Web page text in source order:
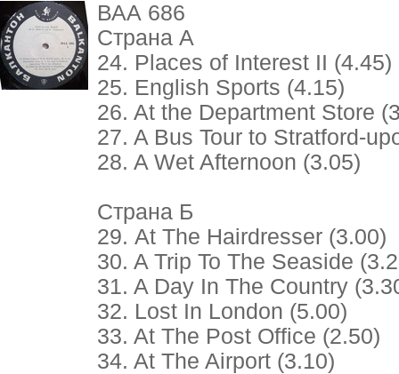
ВАА 686
Страна А
24. Places of Interest II (4.45)
25. English Sports (4.15)
26. At the Department Store
27. A Bus Tour to Stratford-
28. A Wet Afternoon (3.05)
Страна Б
29. At The Hairdresser (3.00)
30. A Trip To The Seaside
31. A Day In The Country
32. Lost In London (5.00)
33. At The Post Office (2.50)
34. At The Airport (3.10)